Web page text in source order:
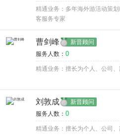
精通业务：多年海外游活动策
客服务专家
曹剑峰 新晋顾问
服务人数： 0
精通业务：擅长为个人、公司
刘敦成 新晋顾问
服务人数： 0
精通业务：擅长为个人、公司